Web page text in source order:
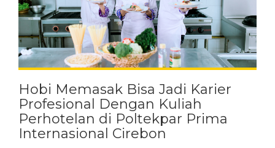
Hobi Memasak Bisa Jadi Karier
Profesional Dengan Kuliah
Perhotelan di Poltekpar Prima
Internasional Cirebon